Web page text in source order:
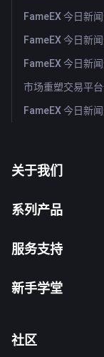
关于我们
系列产品
服务支持
新手学堂
社区